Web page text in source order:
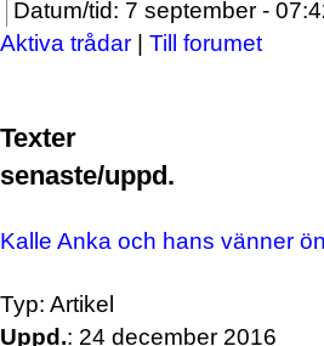
Datum/tid: 7 september -
Aktiva trådar | Till forumet
Texter
senaste/uppd.
Kalle Anka och hans vänner
Typ: Artikel
Uppd.: 24 december 2016